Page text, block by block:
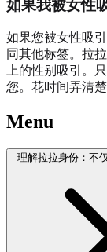
如果我被女性
如果您被女性吸
同其他标签。拉
上的性别吸引。
您。花时间弄清
Menu
理解拉拉身份：不